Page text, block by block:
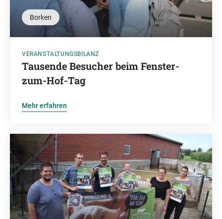
Borken
VERANSTALTUNGSBILANZ
Tausende Besucher beim Fenster-
zum-Hof-Tag
Mehr erfahren